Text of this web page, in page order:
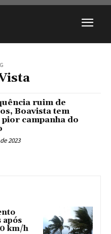
ruim de
Boavista tem
pior campanha do
2023
após
km/h